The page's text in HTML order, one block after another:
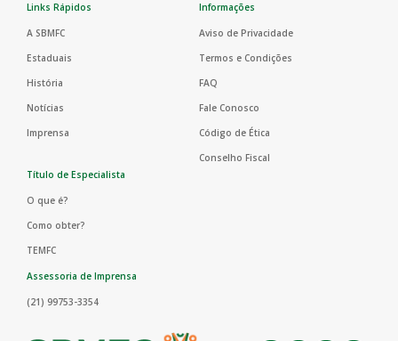
Links Rápidos
A SBMFC
Estaduais
História
Notícias
Imprensa
Informações
Aviso de Privacidade
Termos e Condições
FAQ
Fale Conosco
Código de Ética
Conselho Fiscal
Título de Especialista
O que é?
Como obter?
TEMFC
Assessoria de Imprensa
(21) 99753-3354